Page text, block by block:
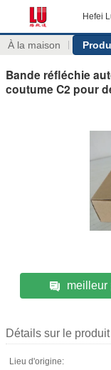
Hefei
À la maison
Bande réfléchie
coutume C2 pour
meilleur
Détails sur le produit
Lieu d'origine: